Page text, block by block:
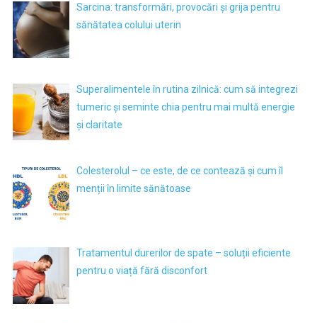
Sarcina: transformări, provocări și grija pentru
sănătatea colului uterin
Superalimentele în rutina zilnică: cum să integrezi
tumeric și seminte chia pentru mai multă energie
și claritate
Colesterolul – ce este, de ce contează și cum îl
menții în limite sănătoase
Tratamentul durerilor de spate – soluții eficiente
pentru o viață fără disconfort